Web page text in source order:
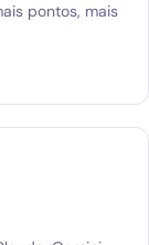
pontos, mais